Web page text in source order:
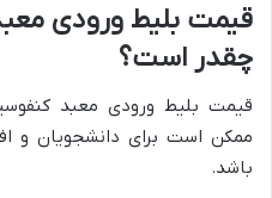
قیمت بلیط ورودی
چقدر است؟
ممکن است برای دانشجویان و
باشد.